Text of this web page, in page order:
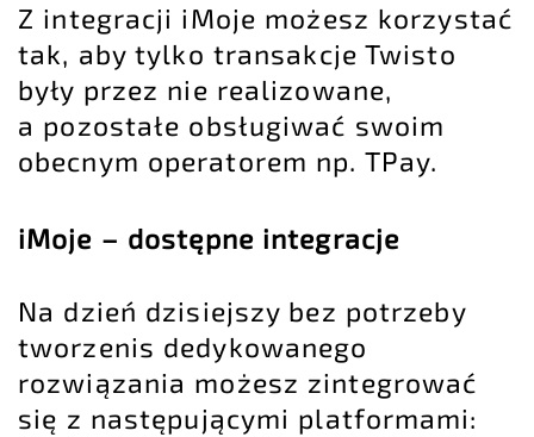
Z integracji iMoje możesz korzystać
tak, aby tylko transakcje Twisto
były przez nie realizowane,
a pozostałe obsługiwać swoim
obecnym operatorem np. TPay.
iMoje – dostępne integracje
Na dzień dzisiejszy bez potrzeby
tworzenis dedykowanego
rozwiązania możesz zintegrować
się z następującymi platformami: